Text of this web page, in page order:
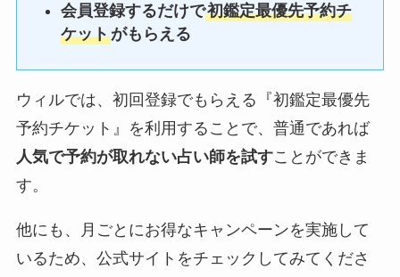
会員登録するだけで初鑑定最優先予約チ
ケットがもらえる
ウィルでは、初回登録でもらえる『初鑑定最優先
予約チケット』を利用することで、普通であれば
人気で予約が取れない占い師を試すことができま
す。
他にも、月ごとにお得なキャンペーンを実施して
いるため、公式サイトをチェックしてみてくださ